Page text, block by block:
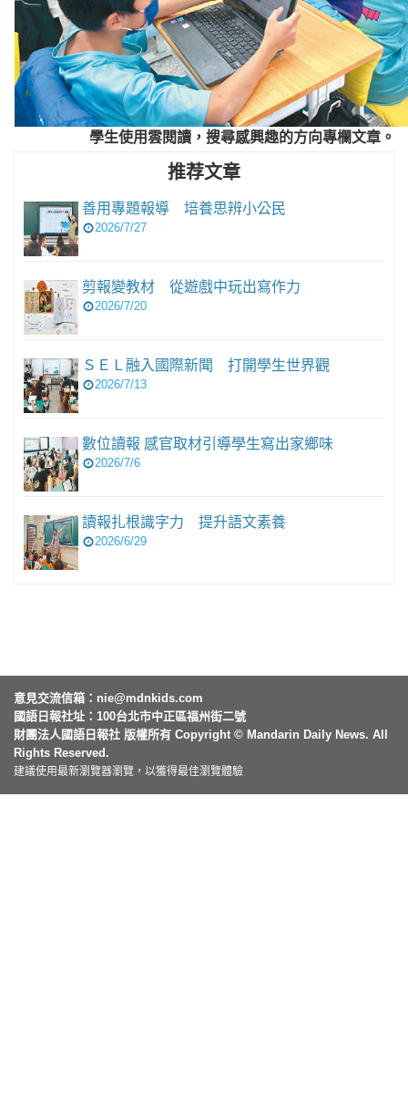
學生使用雲閱讀，搜尋感興趣的方向專欄文章。
推荐文章
善用專題報導 培養思辨小公民
2026/7/27
剪報變教材 從遊戲中玩出寫作力
2026/7/20
ＳＥＬ融入國際新聞 打開學生世界觀
2026/7/13
數位讀報 感官取材引導學生寫出家鄉味
2026/7/6
讀報扎根識字力 提升語文素養
2026/6/29
意見交流信箱： nie@mdnkids.com
國語日報社址：100台北市中正區福州街二號
財團法人國語日報社 版權所有 Copyright © Mandarin Daily News. All
Rights Reserved.
建議使用最新瀏覽器瀏覽，以獲得最佳瀏覽體驗